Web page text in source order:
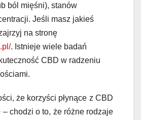
ból mięśni), stanów
Jeśli masz jakieś
na stronę
. Istnieje wiele badań
CBD w radzeniu
że korzyści płynące z CBD
chodzi o to, że różne rodzaje